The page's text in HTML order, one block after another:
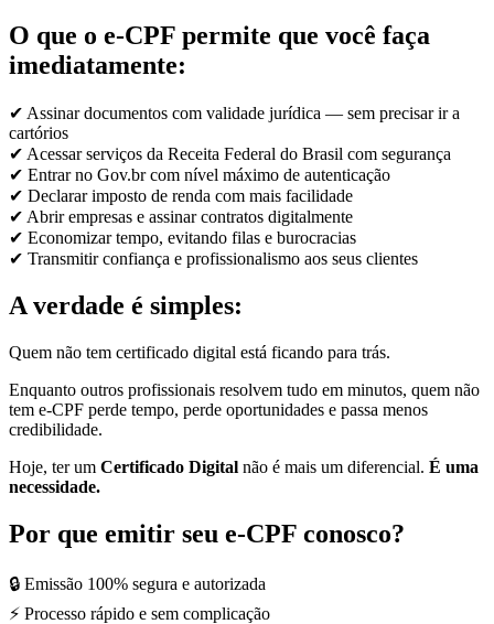
O que o e-CPF permite que você faça
imediatamente:
✔ Assinar documentos com validade jurídica — sem precisar ir a
cartórios
✔ Acessar serviços da Receita Federal do Brasil com segurança
✔ Entrar no Gov.br com nível máximo de autenticação
✔ Declarar imposto de renda com mais facilidade
✔ Abrir empresas e assinar contratos digitalmente
✔ Economizar tempo, evitando filas e burocracias
✔ Transmitir confiança e profissionalismo aos seus clientes
A verdade é simples:
Quem não tem certificado digital está ficando para trás.
Enquanto outros profissionais resolvem tudo em minutos, quem não
tem e-CPF perde tempo, perde oportunidades e passa menos
credibilidade.
Hoje, ter um Certificado Digital não é mais um diferencial. É uma
necessidade.
Por que emitir seu e-CPF conosco?
🔒 Emissão 100% segura e autorizada
⚡ Processo rápido e sem complicação